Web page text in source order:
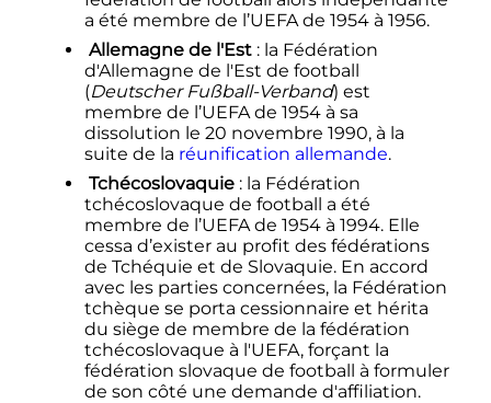
a été membre de l’UEFA de 1954 à 1956.
Allemagne de l'Est : la Fédération
d'Allemagne de l'Est de football
(Deutscher Fußball-Verband) est
membre de l’UEFA de 1954 à sa
dissolution le 20 novembre 1990, à la
suite de la réunification allemande.
Tchécoslovaquie : la Fédération
tchécoslovaque de football a été
membre de l’UEFA de 1954 à 1994. Elle
cessa d’exister au profit des fédérations
de Tchéquie et de Slovaquie. En accord
avec les parties concernées, la Fédération
tchèque se porta cessionnaire et hérita
du siège de membre de la fédération
tchécoslovaque à l'UEFA, forçant la
fédération slovaque de football à formuler
de son côté une demande d'affiliation.